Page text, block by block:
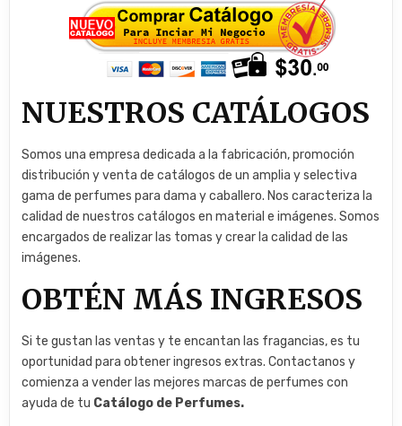
NUESTROS CATÁLOGOS
Somos una empresa dedicada a la fabricación, promoción
distribución y venta de catálogos de un amplia y selectiva
gama de perfumes para dama y caballero. Nos caracteriza la
calidad de nuestros catálogos en material e imágenes. Somos
encargados de realizar las tomas y crear la calidad de las
imágenes.
OBTÉN MÁS INGRESOS
Si te gustan las ventas y te encantan las fragancias, es tu
oportunidad para obtener ingresos extras. Contactanos y
comienza a vender las mejores marcas de perfumes con
ayuda de tu Catálogo de Perfumes.